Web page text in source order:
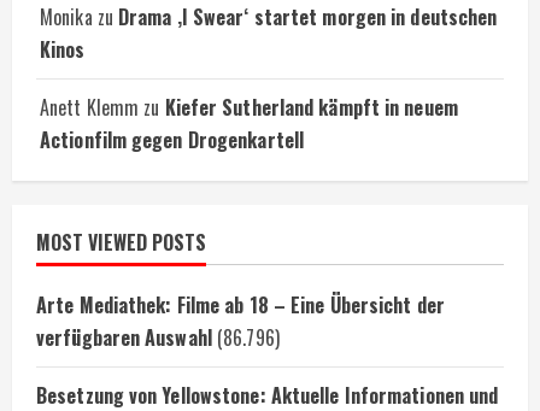
Monika zu Drama ‚I Swear‘ startet morgen in deutschen
Kinos
Anett Klemm zu Kiefer Sutherland kämpft in neuem
Actionfilm gegen Drogenkartell
MOST VIEWED POSTS
Arte Mediathek: Filme ab 18 – Eine Übersicht der
verfügbaren Auswahl (86.796)
Besetzung von Yellowstone: Aktuelle Informationen und